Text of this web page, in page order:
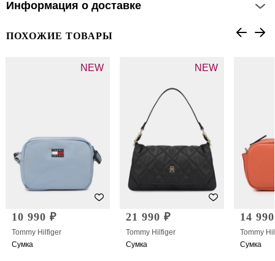
Информация о доставке
ПОХОЖИЕ ТОВАРЫ
NEW
10 990 ₽
Tommy Hilfiger
Сумка
NEW
21 990 ₽
Tommy Hilfiger
Сумка
14
Tommy
Сумка